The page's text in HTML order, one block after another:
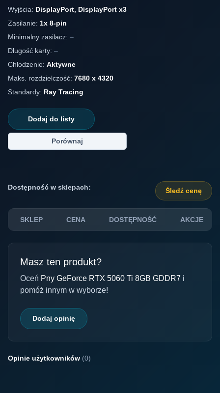
Wyjścia: DisplayPort, DisplayPort x3
Zasilanie: 1x 8-pin
Minimalny zasilacz: –
Długość karty: –
Chłodzenie: Aktywne
Maks. rozdzielczość: 7680 x 4320
Standardy: Ray Tracing
Dodaj do listy
Porównaj
Dostępność w sklepach: Śledź cenę
SKLEP CENA DOSTĘPNOŚĆ AKCJE
Masz ten produkt?
Oceń Pny GeForce RTX 5060 Ti 8GB GDDR7 i
pomóż innym w wyborze!
Dodaj opinię
Opinie użytkowników (0)